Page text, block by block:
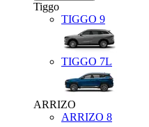
Tiggo
TIGGO 9
TIGGO 7L
ARRIZO
ARRIZO 8